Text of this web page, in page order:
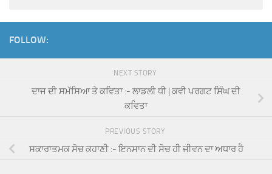
FOLLOW:
NEXT STORY
ਦਾਜ ਦੀ ਸਮੱਸਿਆ ਤੇ ਕਵਿਤਾ :- ਲਾਡਲੀ ਧੀ | ਕਵੀ ਪਰਗਟ ਸਿੰਘ ਦੀ
ਕਵਿਤਾ
PREVIOUS STORY
ਸਕਾਰਾਤਮਕ ਸੋਚ ਕਹਾਣੀ :- ਇਨਸਾਨ ਦੀ ਸੋਚ ਹੀ ਜੀਵਨ ਦਾ ਅਧਾਰ ਹੈ